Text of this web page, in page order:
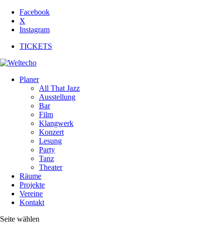
Facebook
X
Instagram
TICKETS
Planer
All That Jazz
Ausstellung
Bar
Film
Klangwerk
Konzert
Lesung
Party
Tanz
Theater
Räume
Projekte
Vereine
Kontakt
Seite wählen